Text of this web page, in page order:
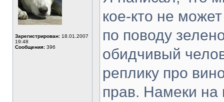
Зарегистрирован: 18.01.2007
19:48
Сообщения: 396
кое-кто не
по поводу
обидчивый
реплику про
прав. Намеки на